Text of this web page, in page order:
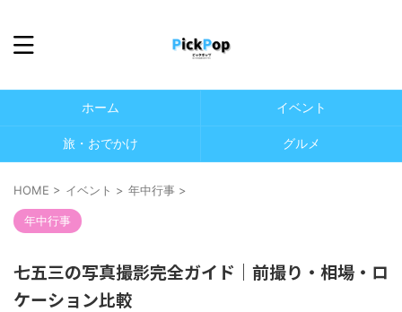
ホーム イベント
旅・おでかけ グルメ
HOME > イベント > 年中行事 >
年中行事
七五三の写真撮影完全ガイド｜前撮り・相場・ロ
ケーション比較